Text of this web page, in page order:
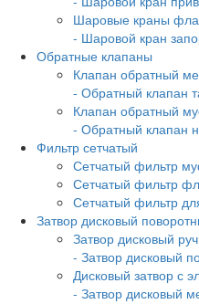
Шаровые краны
- Шаровой кран
Обратные клапаны
Клапан обратный
- Обратный клапан
Клапан обратный
- Обратный клапан
Фильтр сетчатый
Сетчатый фильтр
Сетчатый фильтр
Сетчатый фильтр
Затвор дисковый
Затвор дисковый
- Затвор дисковый
Дисковый затвор с
- Затвор дисковый